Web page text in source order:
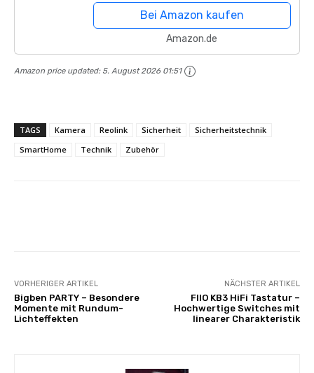
microSD Kartensteckplatz,...
Bei Amazon kaufen
Amazon.de
Amazon price updated: 5. August 2026 01:51
TAGS Kamera Reolink Sicherheit
Sicherheitstechnik
SmartHome
Technik Zubehör
VORHERIGER ARTIKEL
Bigben PARTY – Besondere
Momente mit Rundum-
Lichteffekten
NÄCHSTER ARTIKEL
FIIO KB3 HiFi Tastatur –
Hochwertige Switches mit
linearer Charakteristik